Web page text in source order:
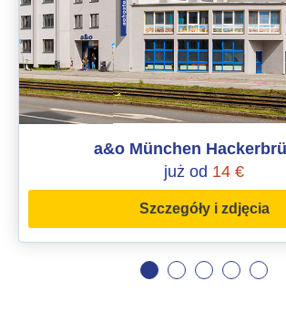
a&o München
już od 14 €
Szczegóły i zdjęcia